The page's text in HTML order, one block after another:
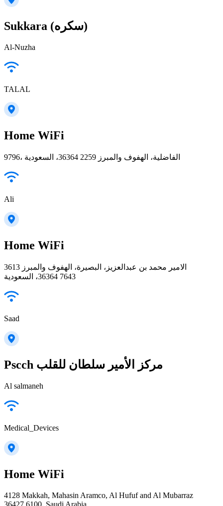
Sukkara (سكره)
Al-Nuzha
TALAL
Home WiFi
9796، الفاضلية، الهفوف والمبرز 36364 2259، السعودية
Ali
Home WiFi
3613 الامير محمد بن عبدالعزيز، البصيرة، الهفوف والمبرز
36364 7643، السعودية
Saad
Pscch مركز الأمير سلطان للقلب
Al salmaneh
Medical_Devices
Home WiFi
4128 Makkah, Mahasin Aramco, Al Hufuf and Al Mubarraz